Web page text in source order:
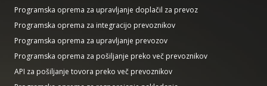
Programska oprema za upravljanje doplačil za prevoz
Programska oprema za integracijo prevoznikov
Programska oprema za upravljanje prevozov
Programska oprema za pošiljanje preko več prevoznikov
API za pošiljanje tovora preko več prevoznikov